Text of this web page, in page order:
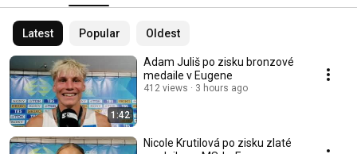
Latest Popular Oldest
1:42
Adam Juliš po zisku bronzové
medaile v Eugene
412 views 3 hours ago
Nicole Krutilová po zisku zlaté